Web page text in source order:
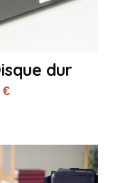
dur
€